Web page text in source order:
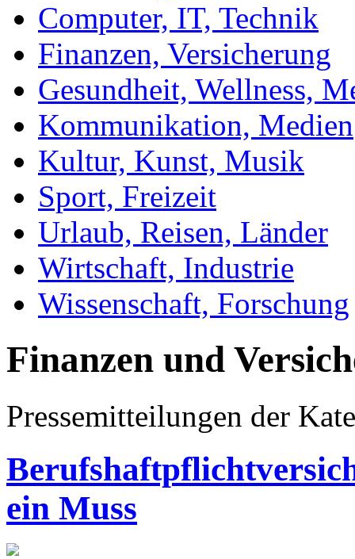
Computer, IT, Technik
Finanzen, Versicherung
Gesundheit, Wellness,
Kommunikation, Medien
Kultur, Kunst, Musik
Sport, Freizeit
Urlaub, Reisen, Länder
Wirtschaft, Industrie
Wissenschaft, Forschung
Finanzen und
Pressemitteilungen der
ein Muss